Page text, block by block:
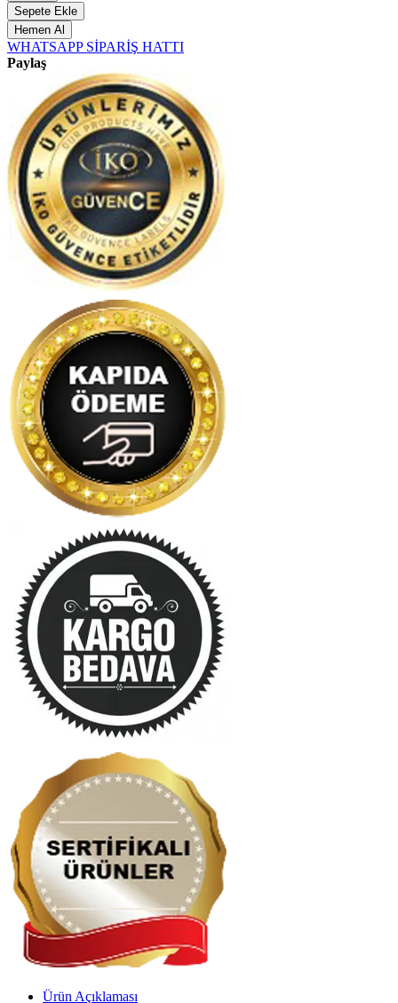
Sepete Ekle
Hemen Al
WHATSAPP SİPARİŞ HATTI
Paylaş
Ürün Açıklaması